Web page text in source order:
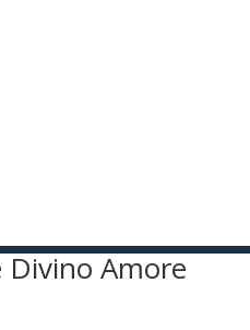
Divino Amore